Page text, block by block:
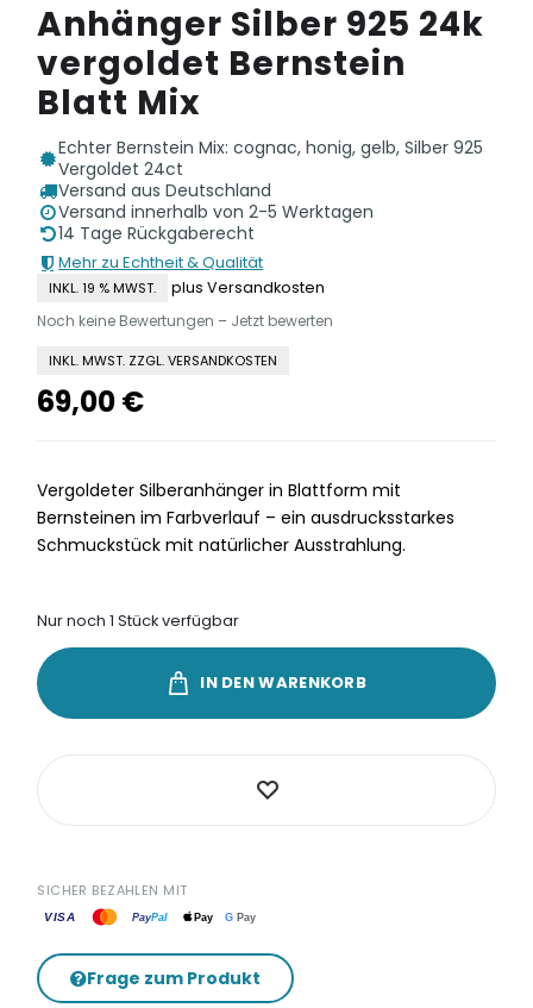
Anhänger Silber 925 24k
vergoldet Bernstein
Blatt Mix
Echter Bernstein Mix: cognac, honig, gelb, Silber 925
Vergoldet 24ct
Versand aus Deutschland
Versand innerhalb von 2-5 Werktagen
14 Tage Rückgaberecht
Mehr zu Echtheit & Qualität
INKL. 19 % MWST.
plus Versandkosten
Noch keine Bewertungen – Jetzt bewerten
INKL. MWST. ZZGL. VERSANDKOSTEN
69,00€
Vergoldeter Silberanhänger in Blattform mit
Bernsteinen im Farbverlauf – ein ausdrucksstarkes
Schmuckstück mit natürlicher Ausstrahlung.
Nur noch 1 Stück verfügbar
IN DEN WARENKORB
SICHER BEZAHLEN MIT
VISA PayPal Pay G Pay
Frage zum Produkt